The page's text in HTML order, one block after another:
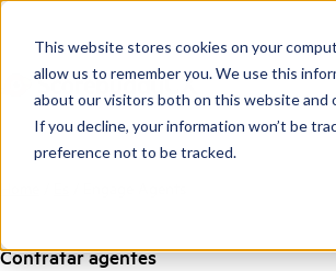
This website stores cookies on your
allow us to remember you. We use this
about our visitors both on this website and
If you decline, your information won’t be
preference not to be tracked.
Contratar agentes